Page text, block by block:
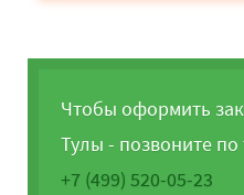
Чтобы оформить
Тулы - позвоните
+7 (499) 520-05-23